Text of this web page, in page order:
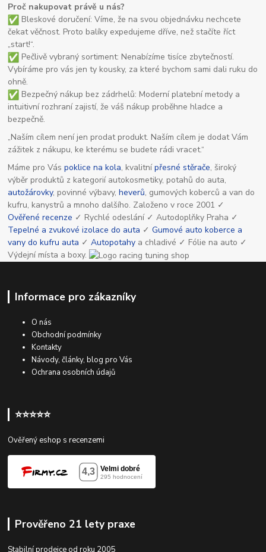
Proč nakupovat právě u nás?
Bleskové doručení: Víme, že na svou objednávku nechcete
čekat věčnost. Proto balíky expedujeme dříve, než stačíte říct
„start!“.
Pečlivě vybraný sortiment: Nenabízíme tisíce zbytečností.
Vybíráme pro vás jen ty kousky, za které bychom sami dali ruku do
ohně.
Bezpečný nákup bez zádrhelů: Moderní platební metody a
intuitivní rozhraní zajistí, že váš nákup proběhne hladce a
bezpečně.
„Naším cílem není jen prodat produkt. Naším cílem je dodat Vám
zážitek z nákupu, ke kterému se budete rádi vracet.“
Máme pro Váspoklice na kola, kvalitnípřesné stěrače, široký
výběr produktů z kategorií autokosmetiky, potahů do auta,
autožárovky, povinné výbavy,heverů, gumových koberců a van do
kufru, kanystrů a mnoho dalšího. Založeno v roce 2001 ✓
Ověřené recenze ✓ Rychlé odeslání ✓ Autodoplňky Praha ✓
Tepelné a zvukové izolace do auta ✓Gumové auto koberce a
vany do kufru auta ✓Autopotahy a chladivé ✓ Fólie na auto ✓
Výdejní místa a boxy.
Informace pro zákazníky
O nás
Obchodní podmínky
Kontakty
Návody, články, blog pro Vás
Ochrana osobních údajů
⭐⭐⭐⭐⭐
Ověřený eshop s recenzemi
Prověřeno 21 lety praxe
Stabilní prodejce od roku 2005